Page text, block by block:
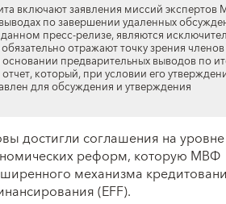
включают заявления миссий
по завершении удаленных
пресс-релизе, являются
отражают точку зрения членов
предварительных выводов по
который, при условии его
для обсуждения и утверждения
достигли соглашения на уровне
реформ, которую МВФ
механизма
(EFF).